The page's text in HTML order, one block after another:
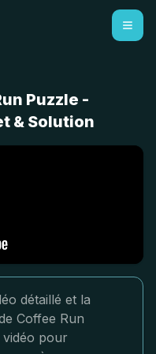
Puzzle -
& Solution
détaillé et la
Coffee Run
pour